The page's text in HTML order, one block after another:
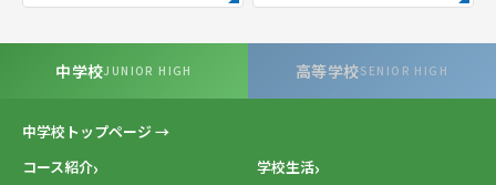
中学校JUNIOR HIGH 高等学校SENIOR HIGH
中学校トップページ →
コース紹介
学校生活